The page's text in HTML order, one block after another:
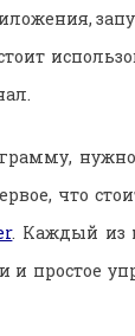
что
. Каждый из
и простое